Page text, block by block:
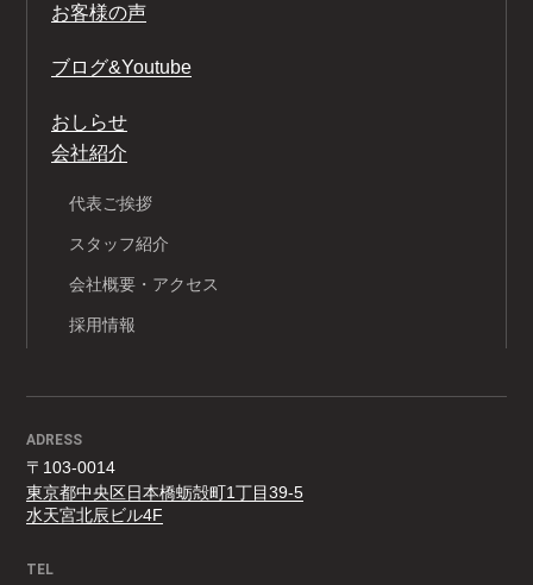
お客様の声
ブログ&Youtube
おしらせ
会社紹介
代表ご挨拶
スタッフ紹介
会社概要・アクセス
採用情報
ADRESS
〒103-0014
東京都中央区日本橋蛎殻町1丁目39-5
水天宮北辰ビル4F
TEL